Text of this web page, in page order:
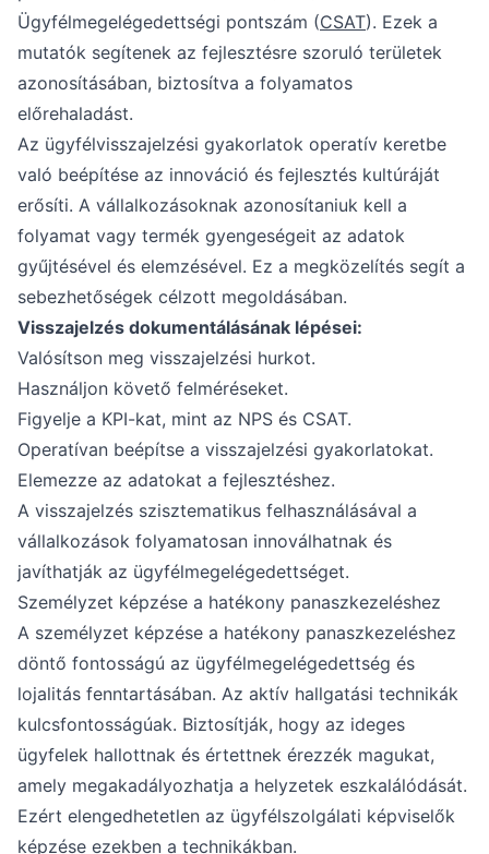
Ügyfélmegelégedettségi pontszám (CSAT). Ezek a
mutatók segítenek az fejlesztésre szoruló területek
azonosításában, biztosítva a folyamatos
előrehaladást.
Az ügyfélvisszajelzési gyakorlatok operatív keretbe
való beépítése az innováció és fejlesztés kultúráját
erősíti. A vállalkozásoknak azonosítaniuk kell a
folyamat vagy termék gyengeségeit az adatok
gyűjtésével és elemzésével. Ez a megközelítés segít a
sebezhetőségek célzott megoldásában.
Visszajelzés dokumentálásának lépései:
Valósítson meg visszajelzési hurkot.
Használjon követő felméréseket.
Figyelje a KPI-kat, mint az NPS és CSAT.
Operatívan beépítse a visszajelzési gyakorlatokat.
Elemezze az adatokat a fejlesztéshez.
A visszajelzés szisztematikus felhasználásával a
vállalkozások folyamatosan innoválhatnak és
javíthatják az ügyfélmegelégedettséget.
Személyzet képzése a hatékony panaszkezeléshez
A személyzet képzése a hatékony panaszkezeléshez
döntő fontosságú az ügyfélmegelégedettség és
lojalitás fenntartásában. Az aktív hallgatási technikák
kulcsfontosságúak. Biztosítják, hogy az ideges
ügyfelek hallottnak és értettnek érezzék magukat,
amely megakadályozhatja a helyzetek eszkalálódását.
Ezért elengedhetetlen az ügyfélszolgálati képviselők
képzése ezekben a technikákban.